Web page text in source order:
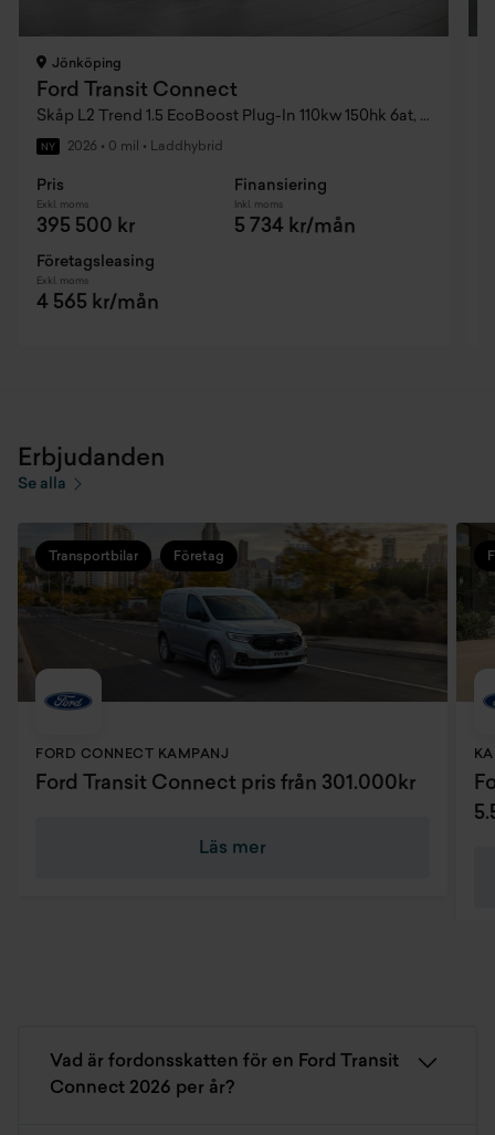
Passagerarairbag
Sensicotm ratt
Skjutdörr höger sida
Solskydd förarsida med spegel
Spolarvätskebehållare (3l)
Standard generator
Typ 2 3-fas laddkabel (6m) (endast plug-in-hybrid)
Vindrutetorkare med intervallfunktion
Värme recirkulation
Ytterbackspeglar ej lackade
Jönköping
Ford Transit Connect
Skåp L2 Trend 1.5 EcoBoost Plug-In 110kw 150hk 6at, Dubbla Sidoskjutdörrar
NY 2026 • 0 mil • Laddhybrid
Pris
Exkl. moms
395 500 kr
Finansiering
Inkl. moms
5 734 kr/mån
Företagsleasing
Exkl. moms
4 565 kr/mån
Erbjudanden
Se alla
Transportbilar Företag
FORD CONNECT KAMPANJ
Ford Transit Connect pris från 301.000kr
Läs mer
Vad är fordonsskatten för en Ford Transit
Connect 2026 per år?